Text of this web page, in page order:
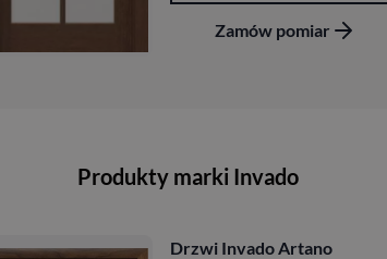
Zamów pomiar
Produkty marki Invado
Drzwi Invado Artano